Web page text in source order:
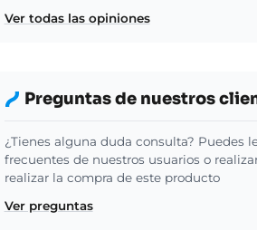
Ver todas las opiniones
Preguntas de nuestros
¿Tienes alguna duda consulta? Puedes
frecuentes de nuestros usuarios o
realizar la compra de este producto
Ver preguntas